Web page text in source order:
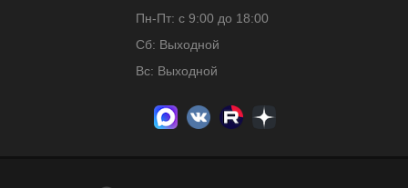
Пн-Пт: с 9:00 до 18:00
Сб: Выходной
Вс: Выходной